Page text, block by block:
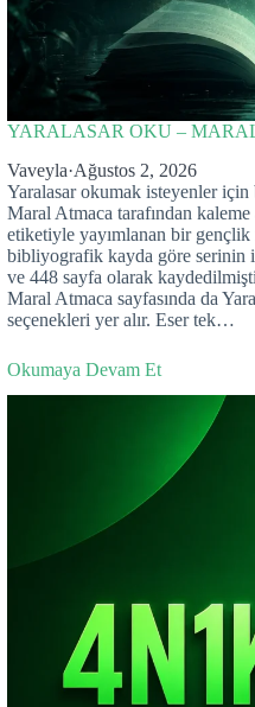
YARALASAR OKU –
Vaveyla·Ağustos 2, 2026
Yaralasar okumak isteyenler için
Maral Atmaca tarafından kaleme
etiketiyle yayımlanan bir gençlik
bibliyografik kayda göre serinin
ve 448 sayfa olarak
Maral Atmaca sayfasında da
seçenekleri yer alır. Eser tek…
Okumaya Devam Et